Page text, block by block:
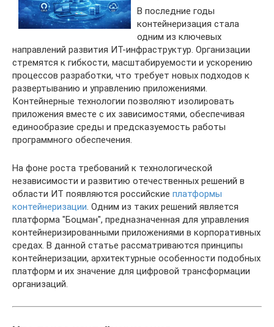
В последние годы
контейнеризация стала
одним из ключевых
направлений развития ИТ-инфраструктур. Организации
стремятся к гибкости, масштабируемости и ускорению
процессов разработки, что требует новых подходов к
развертыванию и управлению приложениями.
Контейнерные технологии позволяют изолировать
приложения вместе с их зависимостями, обеспечивая
единообразие среды и предсказуемость работы
программного обеспечения.
На фоне роста требований к технологической
независимости и развитию отечественных решений в
области ИТ появляются российские платформы
контейнеризации. Одним из таких решений является
платформа "Боцман", предназначенная для управления
контейнеризированными приложениями в корпоративных
средах. В данной статье рассматриваются принципы
контейнеризации, архитектурные особенности подобных
платформ и их значение для цифровой трансформации
организаций.